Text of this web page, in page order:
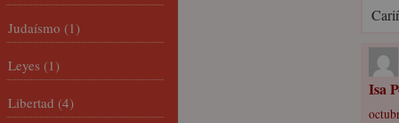
Isa
Judaísmo (1)
Leyes (1)
Libertad (4)